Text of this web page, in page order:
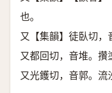
也。
又【集韻】徒臥切，
又都回切，音堆。攢
又光鑊切，音郭。流